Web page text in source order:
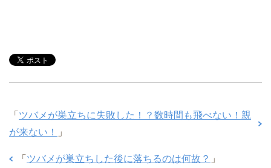
「 ツバメが巣立ちに失敗した！？数時間も飛べない！親
が来ない！
」
「 ツバメが巣立ちした後に落ちるのは何故？ 」